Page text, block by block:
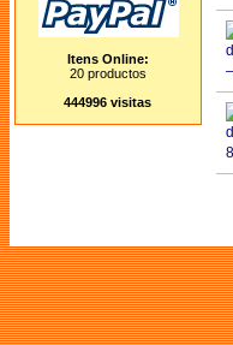
Itens Online:
20 productos
444996 visitas